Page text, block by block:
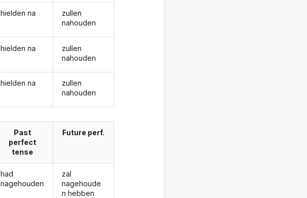
hielden na
hielden na
hielden na
zullen
nahouden
zullen
nahouden
zullen
nahouden
Past
perfect
tense
had
nagehouden
Future perf.
zal
nagehoude
n hebben